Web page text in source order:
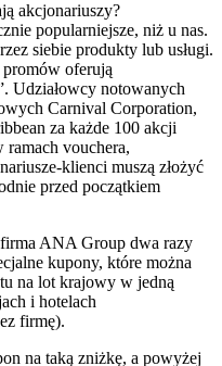
akcjonariuszy?
popularniejsze, niż u nas.
siebie produkty lub usługi.
promów oferują
Udziałowcy notowanych
Carnival Corporation,
za każde 100 akcji
vouchera,
klienci muszą złożyć
przed początkiem
ANA Group dwa razy
kupony, które można
na lot krajowy w jedną
i hotelach
firmę).
na taką zniżkę, a powyżej